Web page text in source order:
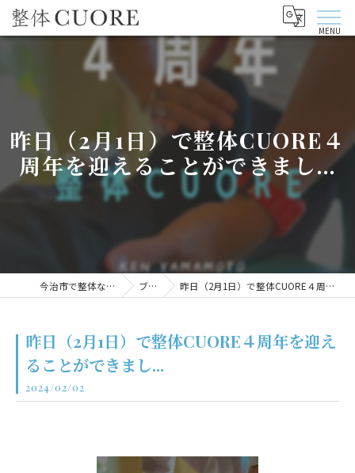
昨日（2月1日）で整体CUORE４
周年を迎えることができまし...
今治市で整体なら整体CUORE ブログ 昨日（2月1日）で整体CUORE４周年を迎えることができまし...
昨日（2月1日）で整体CUORE４周年を迎え
ることができまし...
2024/02/02